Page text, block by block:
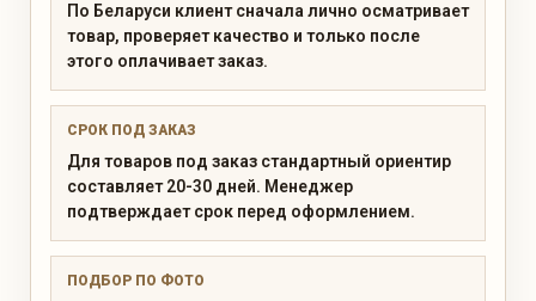
По Беларуси клиент сначала лично осматривает
товар, проверяет качество и только после
этого оплачивает заказ.
СРОК ПОД ЗАКАЗ
Для товаров под заказ стандартный ориентир
составляет 20-30 дней. Менеджер
подтверждает срок перед оформлением.
ПОДБОР ПО ФОТО